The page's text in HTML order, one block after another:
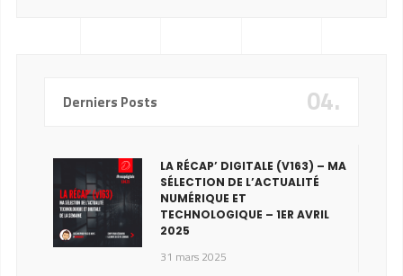
Derniers Posts 04.
LA RÉCAP’ DIGITALE (V163) – MA
SÉLECTION DE L’ACTUALITÉ
NUMÉRIQUE ET
TECHNOLOGIQUE – 1ER AVRIL
2025
31 mars 2025